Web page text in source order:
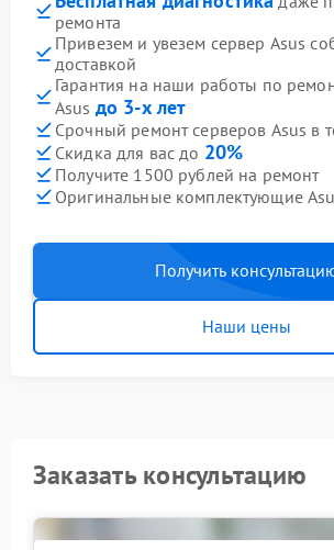
ремонта
Привезем и увезем сервер Asus
доставкой
Гарантия на наши работы по
Asus до 3-х лет
Срочный ремонт серверов Asus в
Скидка для вас до 20%
Получите 1500 рублей на ремонт
Оригинальные комплектующие
Получить
Наши цены
Заказать консультацию